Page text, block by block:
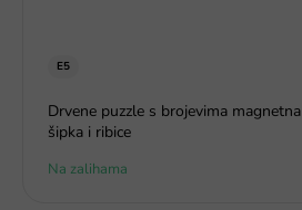
E5
Drvene puzzle s brojevima magnetna
šipka i ribice
Na zalihama